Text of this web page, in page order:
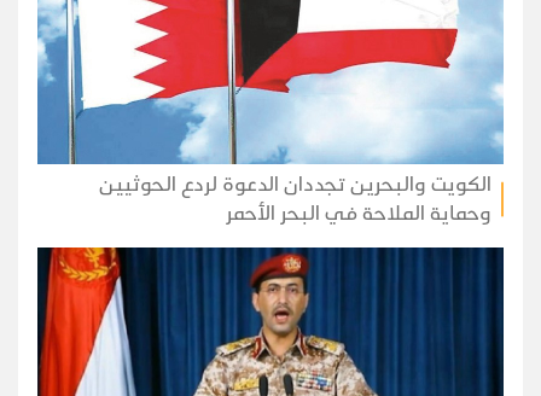
الكويت والبحرين تجددان الدعوة لردع الحوثيين
وحماية الملاحة في البحر الأحمر